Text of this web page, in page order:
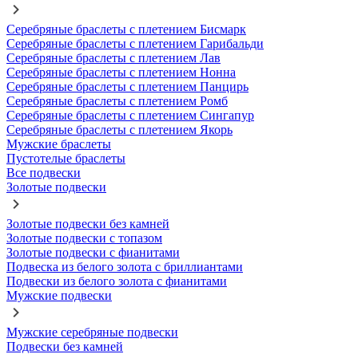
Серебряные браслеты с плетением Бисмарк
Серебряные браслеты с плетением Гарибальди
Серебряные браслеты с плетением Лав
Серебряные браслеты с плетением Нонна
Серебряные браслеты с плетением Панцирь
Серебряные браслеты с плетением Ромб
Серебряные браслеты с плетением Сингапур
Серебряные браслеты с плетением Якорь
Мужские браслеты
Пустотелые браслеты
Все подвески
Золотые подвески
Золотые подвески без камней
Золотые подвески с топазом
Золотые подвески с фианитами
Подвеска из белого золота с бриллиантами
Подвески из белого золота с фианитами
Мужские подвески
Мужские серебряные подвески
Подвески без камней